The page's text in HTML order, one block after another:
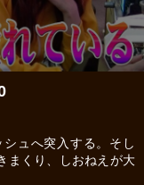
ュへ突入する。そし
まくり、しおねえが大